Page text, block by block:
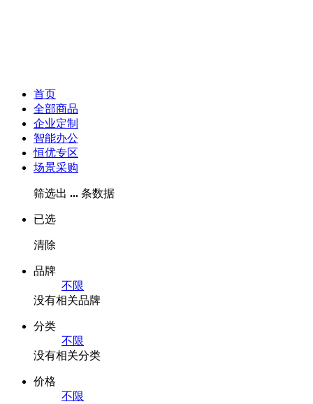
首页
全部商品
企业定制
智能办公
恒优专区
场景采购
筛选出 ... 条数据
已选
清除
品牌
不限
没有相关品牌
分类
不限
没有相关分类
价格
不限